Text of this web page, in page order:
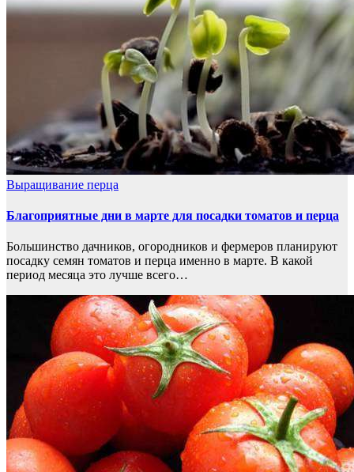
Выращивание перца
Благоприятные дни в марте для посадки томатов и перца
Большинство дачников, огородников и фермеров планируют
посадку семян томатов и перца именно в марте. В какой
период месяца это лучше всего…